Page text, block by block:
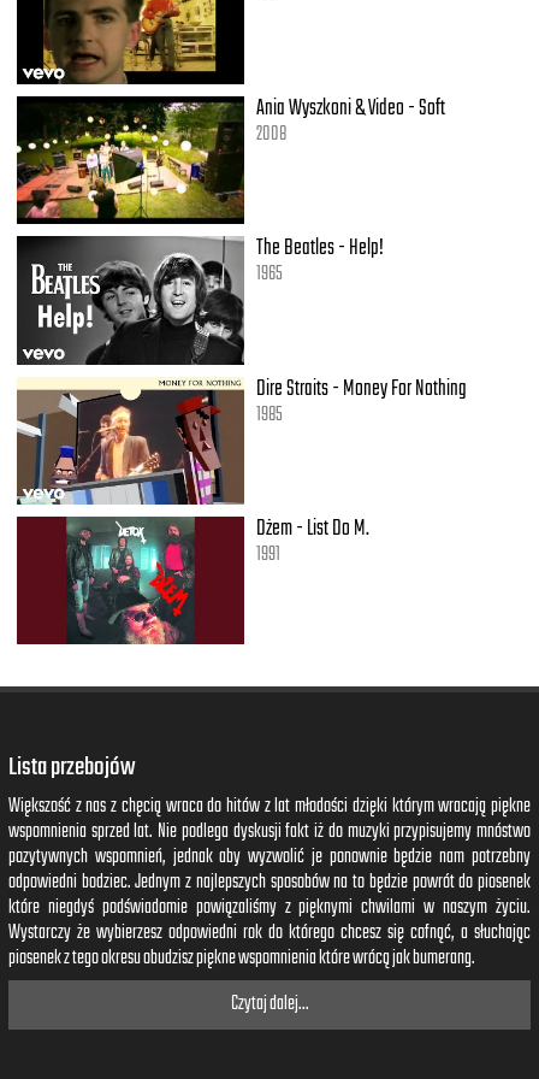
I like the way you kiss me, I can tell you miss me
I can tell it hits, hits, hits, hits
Not tryna be romantic, I'll hit it from the back
Just so you don't get attached
I like the way you kiss me
I like the way you, uh
Ania Wyszkoni & Video - Soft
2008
The Beatles - Help!
1965
Dire Straits - Money For Nothing
1985
Dżem - List Do M.
1991
Lista przebojów
Większość z nas z chęcią wraca do hitów z lat młodości dzięki którym wracają piękne
wspomnienia sprzed lat. Nie podlega dyskusji fakt iż do muzyki przypisujemy mnóstwo
pozytywnych wspomnień, jednak aby wyzwolić je ponownie będzie nam potrzebny
odpowiedni bodziec. Jednym z najlepszych sposobów na to będzie powrót do piosenek
które niegdyś podświadomie powiązaliśmy z pięknymi chwilami w naszym życiu.
Wystarczy że wybierzesz odpowiedni rok do którego chcesz się cofnąć, a słuchając
piosenek z tego okresu obudzisz piękne wspomnienia które wrócą jak bumerang.
Czytaj dalej...